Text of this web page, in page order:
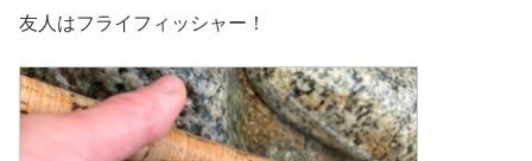
友人はフライフィッシャー！